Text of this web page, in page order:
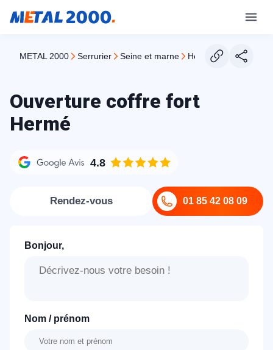
METAL 2000 serrurier seine et marne herme
Ouverture coffre fort
Hermé
4.8
01 85 42 08 09
Rendez-vous
Bonjour,
Nom / prénom